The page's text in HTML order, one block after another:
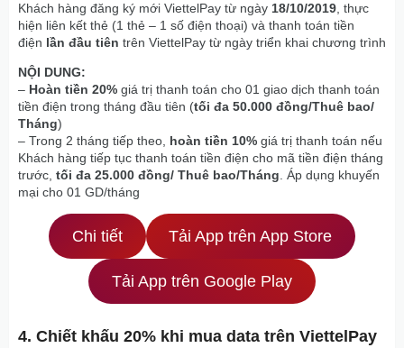
Khách hàng đăng ký mới ViettelPay từ ngày 18/10/2019 , thực
hiện liên kết thẻ (1 thẻ – 1 số điện thoại) và thanh toán tiền
điện lần đầu tiên trên ViettelPay từ ngày triển khai chương trình
NỘI DUNG:
– Hoàn tiền 20% giá trị thanh toán cho 01 giao dịch thanh toán
tiền điện trong tháng đầu tiên (tối đa 50.000 đồng/Thuê bao/
Tháng)
– Trong 2 tháng tiếp theo, hoàn tiền 10% giá trị thanh toán nếu
Khách hàng tiếp tục thanh toán tiền điện cho mã tiền điện tháng
trước, tối đa 25.000 đồng/ Thuê bao/Tháng . Áp dụng khuyến
mại cho 01 GD/tháng
Chi tiết Tải App trên App Store
Tải App trên Google Play
4. Chiết khấu 20% khi mua data trên ViettelPay